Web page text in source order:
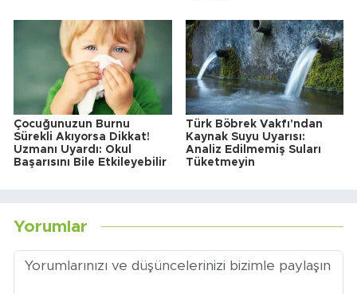
Çocuğunuzun Burnu
Sürekli Akıyorsa Dikkat!
Uzmanı Uyardı: Okul
Başarısını Bile Etkileyebilir
Türk Böbrek Vakfı'ndan
Kaynak Suyu Uyarısı:
Analiz Edilmemiş Suları
Tüketmeyin
Yorumlar